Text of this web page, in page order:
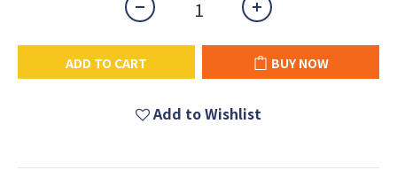
ADD TO CART BUY NOW
Add to Wishlist